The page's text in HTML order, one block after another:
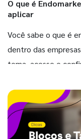
O que é
aplicar
Você sabe o que é
dentro das
tema, acesse e